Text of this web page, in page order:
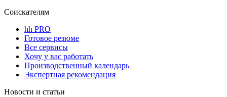
Соискателям
hh PRO
Готовое резюме
Все сервисы
Хочу у вас работать
Производственный календарь
Экспертная рекомендация
Новости и статьи